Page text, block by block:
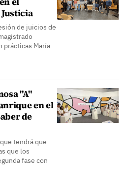
de juicios de
prácticas María
"A"
en el
de
tendrá que
que los
fase con